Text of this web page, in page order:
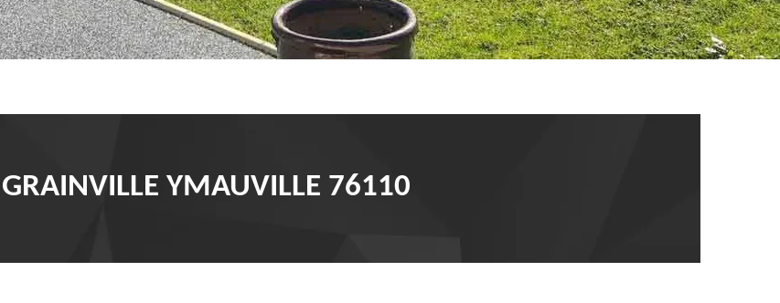
YMAUVILLE 76110